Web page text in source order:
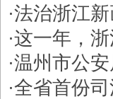
·法治浙江
·这一年，
·温州市公
·全省首份